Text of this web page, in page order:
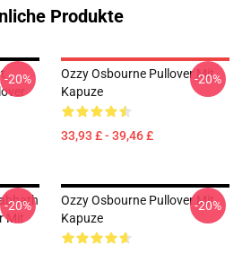
Produkte
-20%
Ozzy Osbourne Pullover Mit
Kapuze
33,93 £ - 39,46 £
-20%
-20%
Ozzy Osbourne Pullover Mit
Kapuze
-20%